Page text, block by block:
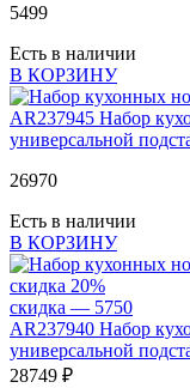
5499
Есть в наличии
В КОРЗИНУ
AR237945 Набор
универсальной
26970
Есть в наличии
В КОРЗИНУ
скидка 20%
скидка — 5750
AR237940 Набор
универсальной
28749 ₽